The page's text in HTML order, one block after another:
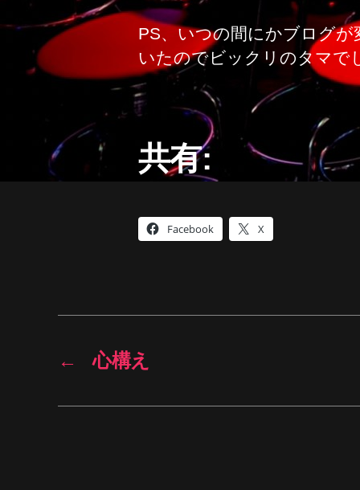
PS、いつの間にかブログが
いたのでビックリのタマで
共有:
Facebook X
← 心構え